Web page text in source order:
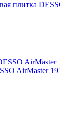
плитка
AirMaster